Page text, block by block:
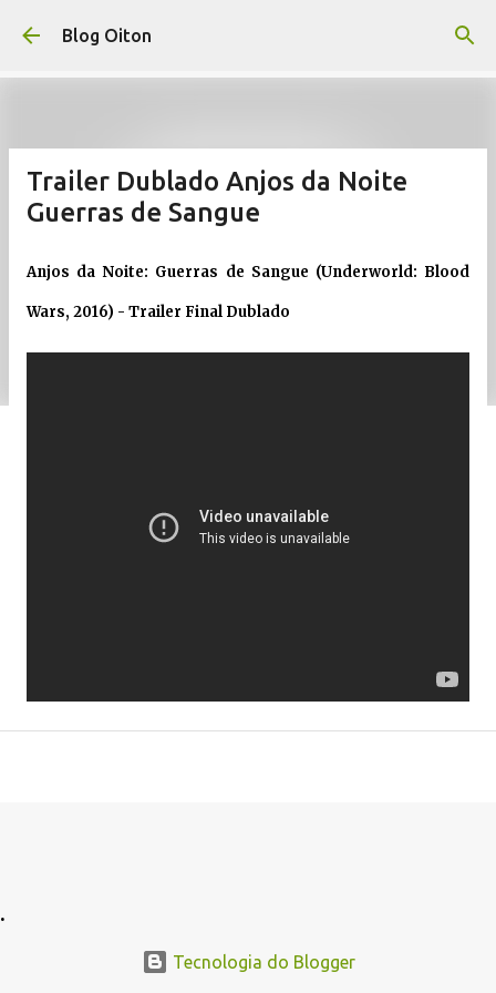
Pular para o conteúdo principal
Blog Oiton
Trailer Dublado Anjos da Noite
Guerras de Sangue
Anjos da Noite: Guerras de Sangue (Underworld: Blood
Wars, 2016) - Trailer Final Dublado
.
Tecnologia do Blogger